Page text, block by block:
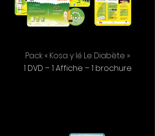
Pack « Kosa y lé Le Diabète »
1 DVD – 1 Affiche – 1 brochure